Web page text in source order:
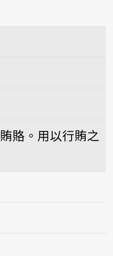
賄賂。用以行賄之